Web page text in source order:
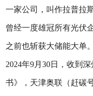
一家公司，叫作拉普拉斯
曾经一度雄冠所有光伏
之前也斩获大储能大单
2024年9月30日，收到
书》，天津奥联（赶碳